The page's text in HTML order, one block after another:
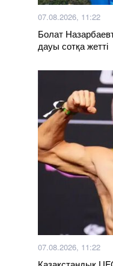
07.08.2026, 11:22
Болат
дауы сотқа жетті
07.08.2026, 11:22